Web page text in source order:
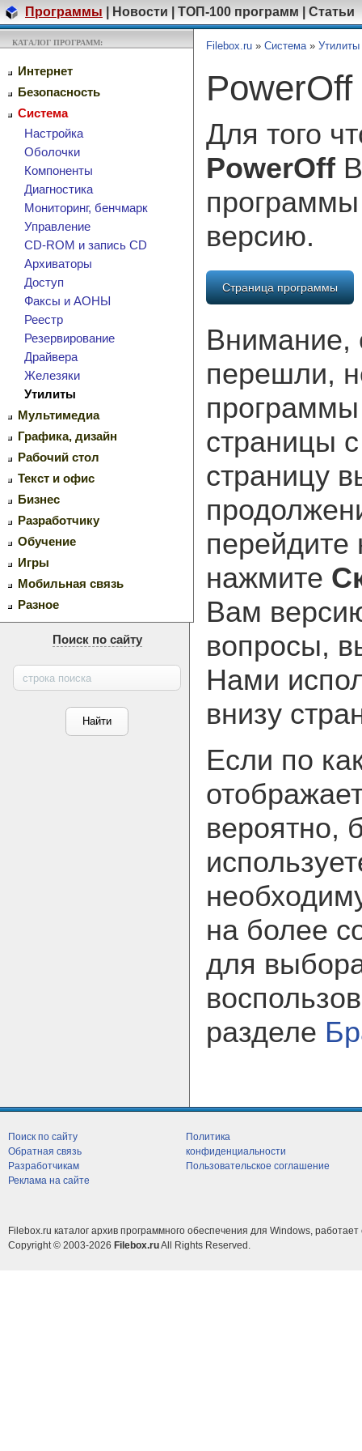
Программы Новости ТОП-100 программ Статьи
КАТАЛОГ ПРОГРАММ:
Интернет
Безопасность
Система
Настройка
Оболочки
Компоненты
Диагностика
Мониторинг, бенчмарк
Управление
CD-ROM и запись CD
Архиваторы
Доступ
Факсы и АОНЫ
Реестр
Резервирование
Драйвера
Железяки
Утилиты
Мультимедиа
Графика, дизайн
Рабочий стол
Текст и офис
Бизнес
Разработчику
Обучение
Игры
Мобильная связь
Разное
Поиск по сайту
Filebox.ru » Система» Утилиты
Для того
PowerOff
версию.
Страница программы
Внимание,
перешли,
страницы
страницу
нажмите
Вам
вопросы,
Нами
внизу
Если по
вероятно,
на более
для
разделе
Поиск по сайту
Обратная связь
Разработчикам
Реклама на сайте
Политика
конфиденциальности
Пользовательское соглашение
Filebox.ru каталог архив программного обеспечения для Windows, работает
Copyright © 2003-2026 Filebox.ruAll Rights Reserved.